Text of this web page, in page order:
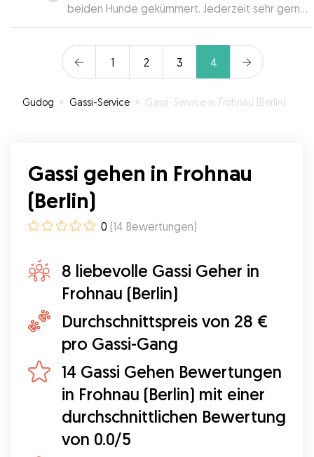
beiden Hunde gekümmert. Jederzeit sehr gern
wieder 🐶”
1 2 3 4
Gudog » Gassi-Service » Gassi-Service in Frohnau (Berlin)
Gassi gehen in Frohnau
(Berlin)
0 (14 Bewertungen)
8 liebevolle Gassi Geher in
Frohnau (Berlin)
Durchschnittspreis von 28 €
pro Gassi-Gang
14 Gassi Gehen Bewertungen
in Frohnau (Berlin) mit einer
durchschnittlichen Bewertung
von 0.0/5